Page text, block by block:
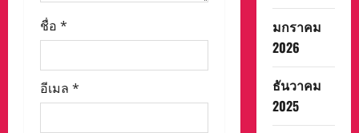
ชื่อ *
อีเมล *
มกราคม
2026
ธันวาคม
2025